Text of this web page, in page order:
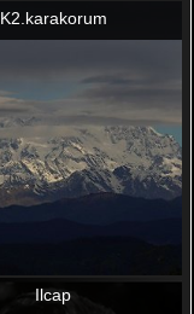
K2.karakorum
Ilcap